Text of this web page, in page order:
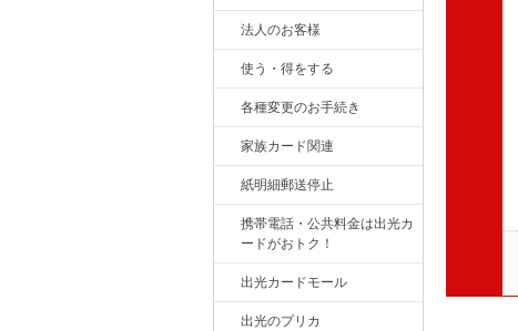
法人のお客様
使う・得をする
各種変更のお手続き
家族カード関連
紙明細郵送停止
携帯電話・公共料金は出光カ
ードがおトク！
出光カードモール
出光のプリカ